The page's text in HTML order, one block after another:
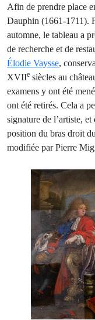
Afin de prendre place
Dauphin (1661-1711).
automne, le tableau a
de recherche et de
Élodie Vaysse,
XVIIe siècles au
examens y ont été
ont été retirés. Cela a
signature de l’artiste,
position du bras droit
modifiée par Pierre